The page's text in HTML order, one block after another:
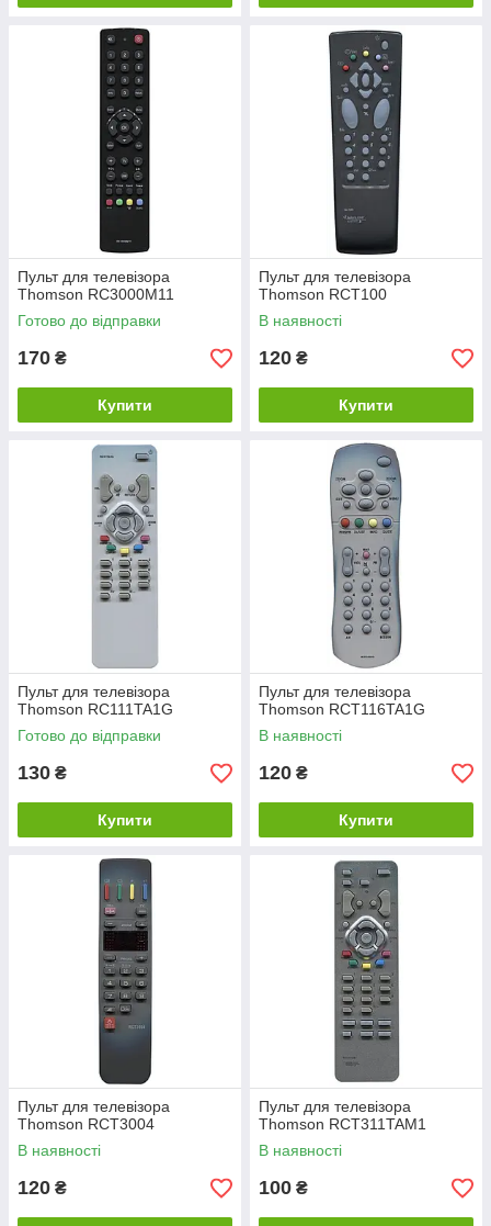
Пульт для телевізора
Thomson RC3000M11
Готово до відправки
170 ₴
Купити
Пульт для телевізора
Thomson RCT100
В наявності
120 ₴
Купити
Пульт для телевізора
Thomson RC111TA1G
Готово до відправки
130 ₴
Купити
Пульт для телевізора
Thomson RCT116TA1G
В наявності
120 ₴
Купити
Пульт для телевізора
Thomson RCT3004
В наявності
120 ₴
Пульт для телевізора
Thomson RCT311TAM1
В наявності
100 ₴